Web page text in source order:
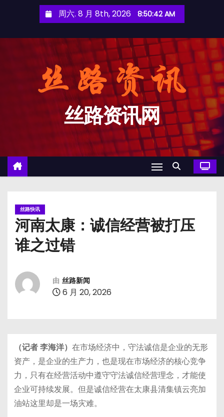
周六. 8 月 8th, 2026 8:50:42 AM
丝路资讯网
丝路快讯
河南太康：诚信经营被打压
谁之过错
由 丝路新闻
6 月 20, 2026
（记者 李海洋） 在市场经济中，守法诚信是企业的无形
资产，是企业的生产力，也是现在市场经济的核心竞争
力，只有在经营活动中遵守守法诚信经营理念，才能使
企业可持续发展。但是诚信经营在太康县清集镇云亮加
油站这里却是一场灾难。